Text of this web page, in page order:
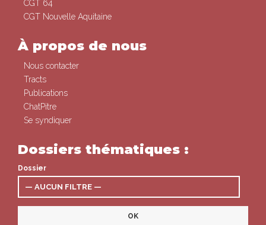
CGT 64
CGT Nouvelle Aquitaine
À propos de nous
Nous contacter
Tracts
Publications
ChatPitre
Se syndiquer
Dossiers thématiques :
Dossier